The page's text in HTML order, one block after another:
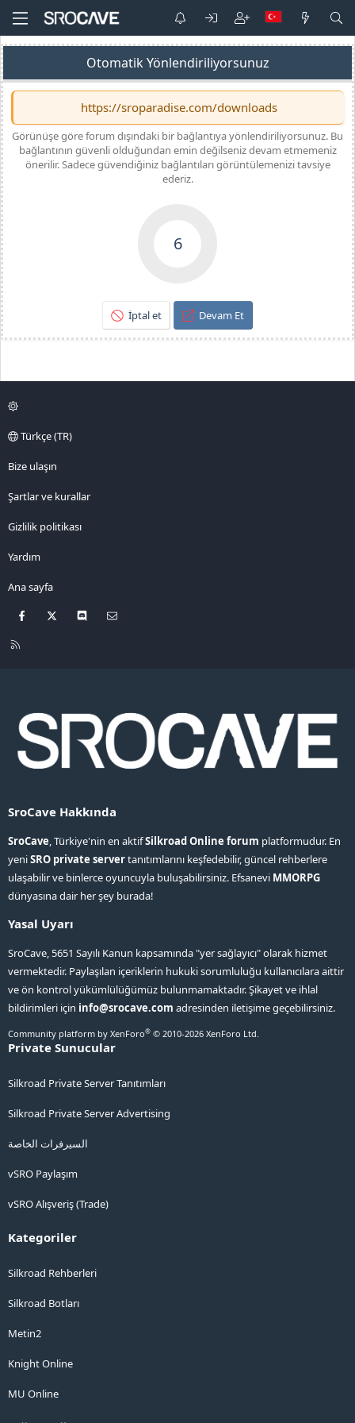
Otomatik Yönlendiriliyorsunuz
https://sroparadise.com/downloads
Görünüşe göre forum dışındaki bir bağlantıya yönlendiriliyorsunuz. Bu
bağlantının güvenli olduğundan emin değilseniz devam etmemeniz
önerilir. Sadece güvendiğiniz bağlantıları görüntülemenizi tavsiye
ederiz.
6
İptal et Devam Et
Türkçe (TR)
Bize ulaşın
Şartlar ve kurallar
Gizlilik politikası
Yardım
Ana sayfa
Facebook Discord
R
SroCave Hakkında
SroCave, Türkiye'nin en aktifSilkroad Online forum platformudur. En
yeniSRO private servertanıtımlarını keşfedebilir, güncel rehberlere
ulaşabilir ve binlerce oyuncuyla buluşabilirsiniz. Efsanevi MMORPG
dünyasına dair her şey burada!
Yasal Uyarı
SroCave, 5651 Sayılı Kanun kapsamında "yer sağlayıcı" olarak hizmet
vermektedir. Paylaşılan içeriklerin hukuki sorumluluğu kullanıcılara aittir
ve ön kontrol yükümlülüğümüz bulunmamaktadır. Şikayet ve ihlal
bildirimleri için info@srocave.com adresinden iletişime geçebilirsiniz.
Community platform by XenForo® © 2010-2026 XenForo Ltd.
Private Sunucular
Silkroad Private Server Tanıtımları
Silkroad Private Server Advertising
السيرفرات الخاصة
vSRO Paylaşım
vSRO Alışveriş (Trade)
Kategoriler
Silkroad Rehberleri
Silkroad Botları
Metin2
Knight Online
MU Online